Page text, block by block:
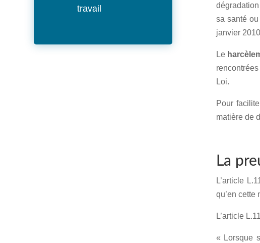
travail
sa santé
janvier
Le
Loi.
Pour
matière de
La
L’article
qu’en cette
L’article
« Lorsque